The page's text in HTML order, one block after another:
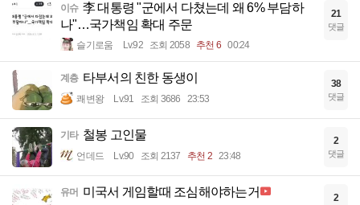
이슈 李 대통령 "군에서 다쳤는데 왜 6% 부담하
나"…국가책임 확대 주문
슬기로움 Lv.92 조회 2058 추천 6 00:24
21
댓글
계층 타부서의 친한 동생이
쾌변왕 Lv.91 조회 3686 23:53
38
댓글
기타 철봉 고인물
언데드 Lv.90 조회 2137 추천 2 23:48
2
댓글
유머 미국서 게임할때 조심해야하는거 2